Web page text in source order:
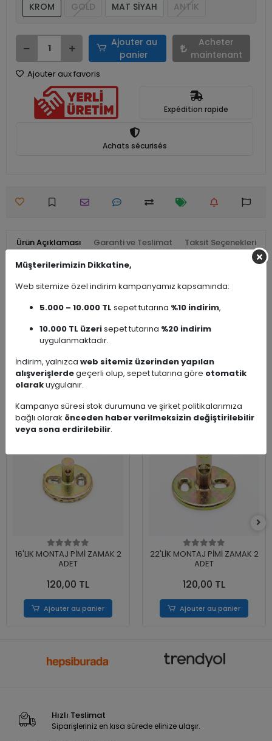
KROM
GOLD MAT SİYAH ANTİK
Ajouter au
panier
Acheter
maintenant
Ajouter aux favoris
Expédition rapide
Achats sécurisés
Ürün Açıklaması Garanti ve Teslimat Taksit Seçenekleri
Yorumlar
Seri Adı Dispanser Otel Ekipmanları
Ürün Çeşidi Tuvalet Kağıtlığı
16'LIK MONTAJ PİMİ ZAMAK 2
ADET
120,00 TL
Ajouter au panier
22'LİK MONTAJ PİMİ ZAMAK 2
ADET
120,00 TL
Ajouter au panier
Hızlı Teslimat
Siparişleriniz en kısa sürede elinize ulaşır.
Müşterilerimizin Dikkatine,
Web sitemize özel indirim kampanyamız kapsamında:
5.000 – 10.000 TL sepet tutarına %10 indirim,
10.000 TL üzerisepet tutarına %20 indirim
uygulanmaktadır.
İndirim, yalnızca web sitemiz üzerinden yapılan
alışverişlerdegeçerli olup, sepet tutarına göre otomatik
olarakuygulanır.
Kampanya süresi stok durumuna ve şirket politikalarımıza
bağlı olarak önceden haber verilmeksizin değiştirilebilir
veya sona erdirilebilir.